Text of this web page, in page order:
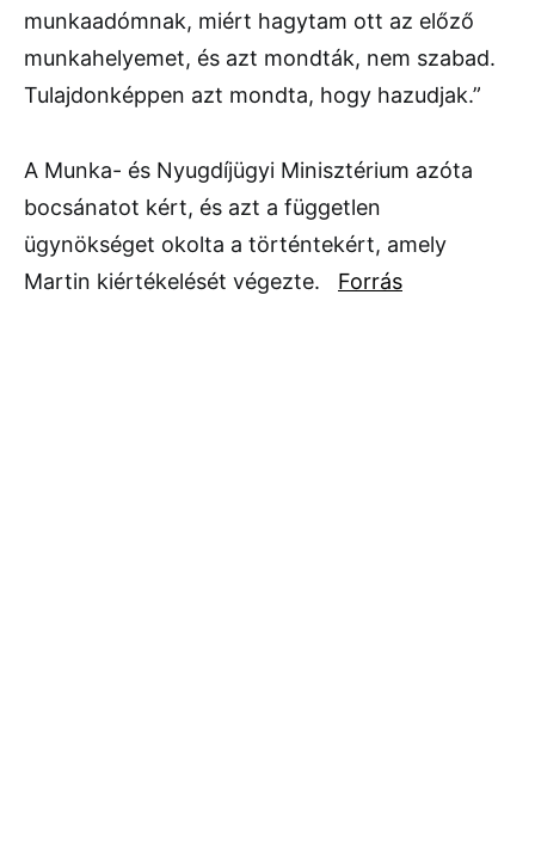
munkaadómnak, miért hagytam ott az előző
munkahelyemet, és azt mondták, nem szabad.
Tulajdonképpen azt mondta, hogy hazudjak.”
A Munka- és Nyugdíjügyi Minisztérium azóta
bocsánatot kért, és azt a független
ügynökséget okolta a történtekért, amely
Martin kiértékelését végezte. Forrás